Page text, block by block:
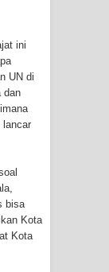
Sawah
ini
UN di
dan
lancar
bisa
Kota
Kota